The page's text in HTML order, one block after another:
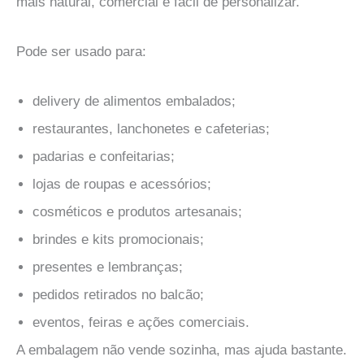
Pode ser usado para:
delivery de alimentos embalados;
restaurantes, lanchonetes e cafeterias;
padarias e confeitarias;
lojas de roupas e acessórios;
cosméticos e produtos artesanais;
brindes e kits promocionais;
presentes e lembranças;
pedidos retirados no balcão;
eventos, feiras e ações comerciais.
A embalagem não vende sozinha, mas ajuda bastante.